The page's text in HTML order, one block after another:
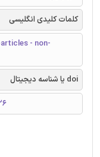
کلمات کلیدی انگلیسی
- non-
doi یا شناسه دیجیتال